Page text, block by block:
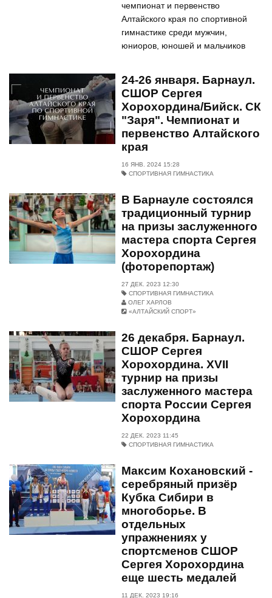
чемпионат и первенство
Алтайского края по спортивной
гимнастике среди мужчин,
юниоров, юношей и мальчиков
24-26 января. Барнаул.
СШОР Сергея
Хорохордина/Бийск. СК
"Заря". Чемпионат и
первенство Алтайского
края
16 ЯНВ. 2024 15:28
СПОРТИВНАЯ ГИМНАСТИКА
В Барнауле состоялся
традиционный турнир
на призы заслуженного
мастера спорта Сергея
Хорохордина
(фоторепортаж)
27 ДЕК. 2023 12:30
СПОРТИВНАЯ ГИМНАСТИКА
ОЛЕГ ХАРЛОВ
«АЛТАЙСКИЙ СПОРТ»
26 декабря. Барнаул.
СШОР Сергея
Хорохордина. XVII
турнир на призы
заслуженного мастера
спорта России Сергея
Хорохордина
22 ДЕК. 2023 11:45
СПОРТИВНАЯ ГИМНАСТИКА
Максим Кохановский -
серебряный призёр
Кубка Сибири в
многоборье. В
отдельных
упражнениях у
спортсменов СШОР
Сергея Хорохордина
еще шесть медалей
11 ДЕК. 2023 19:16